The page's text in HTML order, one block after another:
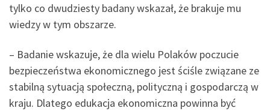
tylko co dwudziesty badany wskazał, że brakuje mu
wiedzy w tym obszarze.
– Badanie wskazuje, że dla wielu Polaków poczucie
bezpieczeństwa ekonomicznego jest ściśle związane ze
stabilną sytuacją społeczną, polityczną i gospodarczą w
kraju. Dlatego edukacja ekonomiczna powinna być